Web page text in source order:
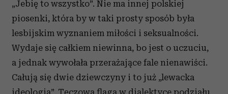
„Jebię to wszystko”. Nie ma innej polskiej
piosenki, która by w taki prosty sposób była
lesbijskim wyznaniem miłości i seksualności.
Wydaje się całkiem niewinna, bo jest o uczuciu,
a jednak wywołała przerażające fale nienawiści.
Całują się dwie dziewczyny i to już „lewacka
ideologia”. Tęczowa flaga w dialektyce podziału